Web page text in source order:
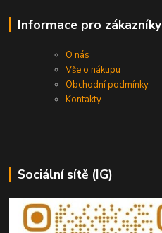
Informace pro zákazníky
O nás
Vše o nákupu
Obchodní podmínky
Kontakty
Sociální sítě (IG)